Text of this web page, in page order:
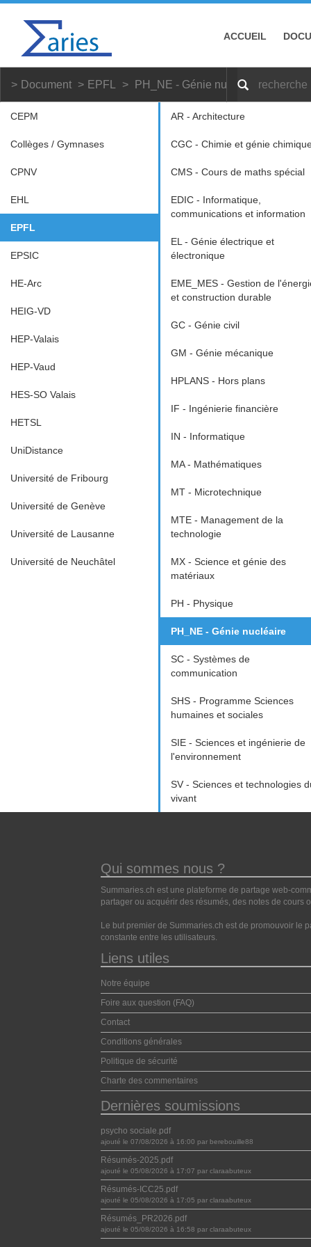
ACCUEIL
Document EPFL PH_NE - Génie nucléaire
CEPM
Collèges / Gymnases
CPNV
EHL
EPFL
EPSIC
HE-Arc
HEIG-VD
HEP-Valais
HEP-Vaud
HES-SO Valais
HETSL
UniDistance
Université de Fribourg
Université de Genève
Université de Lausanne
Université de Neuchâtel
AR - Architecture
CGC - Chimie et génie
CMS - Cours de maths spécial
EDIC - Informatique,
communications et information
EL - Génie électrique et
électronique
EME_MES - Gestion de
et construction durable
GC - Génie civil
GM - Génie mécanique
HPLANS - Hors plans
IF - Ingénierie financière
IN - Informatique
MA - Mathématiques
MT - Microtechnique
MTE - Management de la
technologie
MX - Science et génie des
matériaux
PH - Physique
PH_NE - Génie nucléaire
SC - Systèmes de
communication
SHS - Programme Sciences
humaines et sociales
SIE - Sciences et ingénierie de
l'environnement
SV - Sciences et technologies
vivant
Qui sommes nous ?
Summaries.ch est une plateforme de partage web-
partager ou acquérir des résumés, des notes de cours
Le but premier de Summaries.ch est de promouvoir le
constante entre les utilisateurs.
Liens utiles
Notre équipe
Foire aux question (FAQ)
Contact
Conditions générales
Politique de sécurité
Charte des commentaires
Dernières soumissions
psycho sociale.pdf
ajouté le 07/08/2026 à 16:00 par berebouille88
Résumés-2025.pdf
ajouté le 05/08/2026 à 17:07 par claraabuteux
Résumés-ICC25.pdf
ajouté le 05/08/2026 à 17:05 par claraabuteux
Résumés_PR2026.pdf
ajouté le 05/08/2026 à 16:58 par claraabuteux